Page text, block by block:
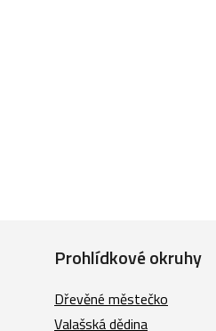
Prohlídkové okruhy
Dřevěné městečko
Valašská dědina